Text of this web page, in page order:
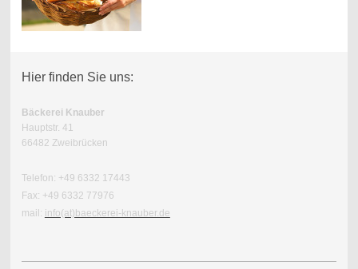
Hier finden Sie uns:
Bäckerei Knauber
Hauptstr. 41
66482 Zweibrücken
Telefon: +49 6332 17443
Fax: +49 6332 77976
mail: info(at)baeckerei-knauber.de